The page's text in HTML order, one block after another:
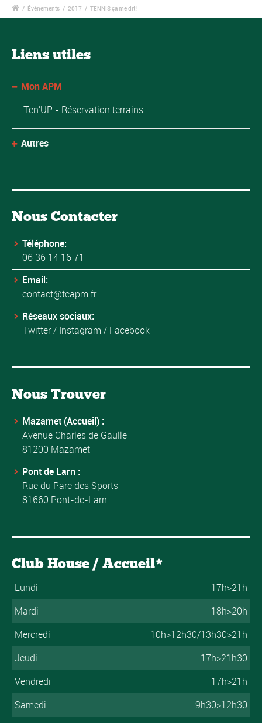
/ Événements / 2017 / TENNIS ça me dit !
Liens utiles
Mon APM
Ten'UP - Réservation terrains
Autres
Nous Contacter
Téléphone:
06 36 14 16 71
Email:
contact@tcapm.fr
Réseaux sociaux:
Twitter/ Instagram / Facebook
Nous Trouver
Mazamet (Accueil) :
Avenue Charles de Gaulle
81200 Mazamet
Pont de Larn :
Rue du Parc des Sports
81660 Pont-de-Larn
Club House / Accueil*
Lundi
17h>21h
Mardi
18h>20h
Mercredi
10h>12h30/13h30>21h
Jeudi
17h>21h30
Vendredi
17h>21h
Samedi
9h30>12h30